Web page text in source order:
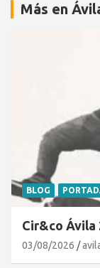
Más en
BLOG
Cir&co Ávila
03/08/2026